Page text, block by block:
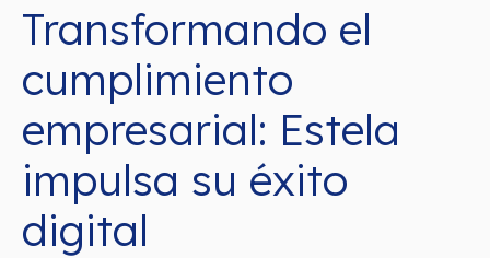
Transformando el
cumplimiento
empresarial: Estela
impulsa su éxito
digital